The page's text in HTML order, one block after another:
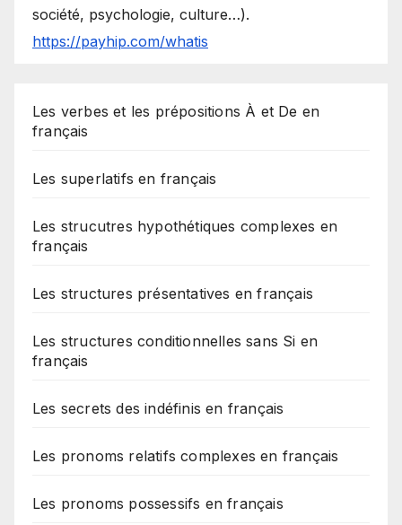
société, psychologie, culture…).
https://payhip.com/whatis
Les verbes et les prépositions À et De en
français
Les superlatifs en français
Les strucutres hypothétiques complexes en
français
Les structures présentatives en français
Les structures conditionnelles sans Si en
français
Les secrets des indéfinis en français
Les pronoms relatifs complexes en français
Les pronoms possessifs en français